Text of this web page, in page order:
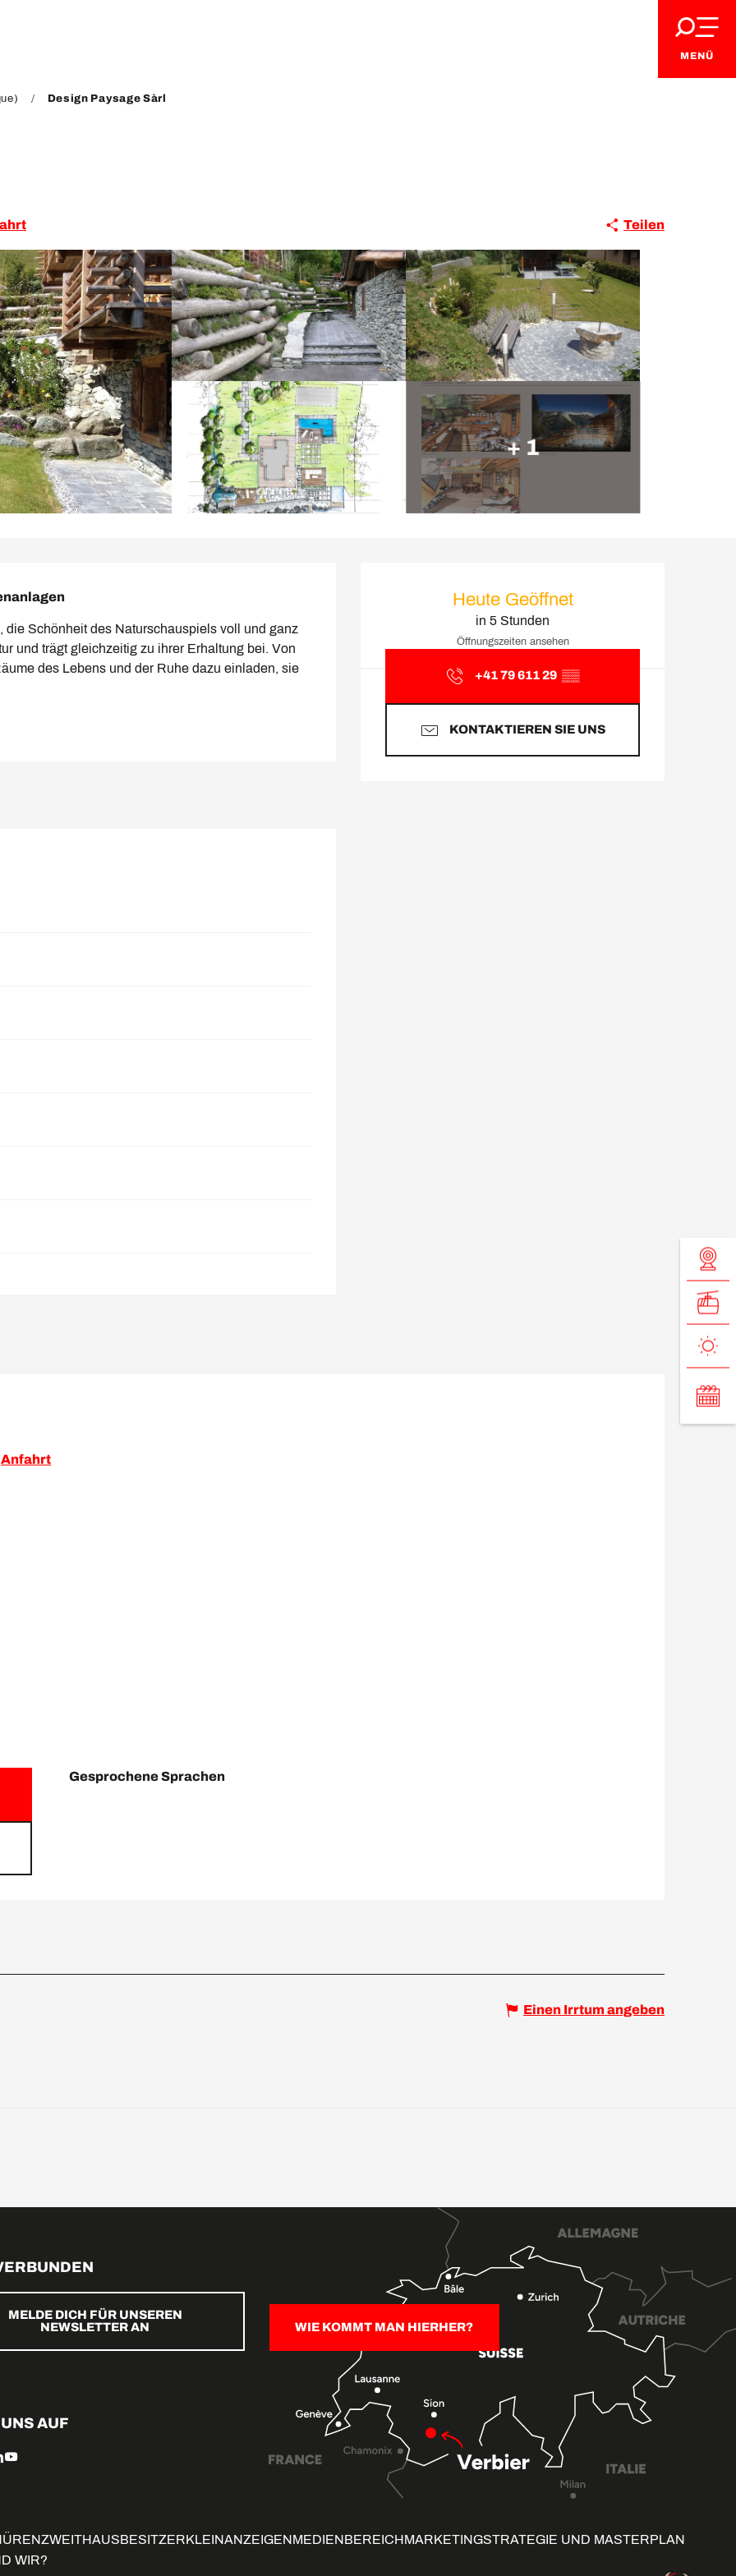
MENÜ
Design Paysage Sàrl
Teilen
+ 1
Heute Geöffnet
in 5 Stunden
Öffnungszeiten ansehen
+41 79 611 29 ▒▒
KONTAKTIEREN SIE UNS
Schönheit des Naturschauspiels voll und ganz
und trägt gleichzeitig zu ihrer Erhaltung bei. Von
des Lebens und der Ruhe dazu einladen, sie
Anfahrt
Gesprochene Sprachen
Gesprochene Sprachen
Einen Irrtum angeben
MELDE DICH FÜR UNSEREN
NEWSLETTER AN
WIE KOMMT MAN HIERHER?
AUF
ZWEITHAUSBESITZERKLEINANZEIGENMEDIENBEREICHMARKETINGSTRATEGIE UND MASTERPLAN
WIR?